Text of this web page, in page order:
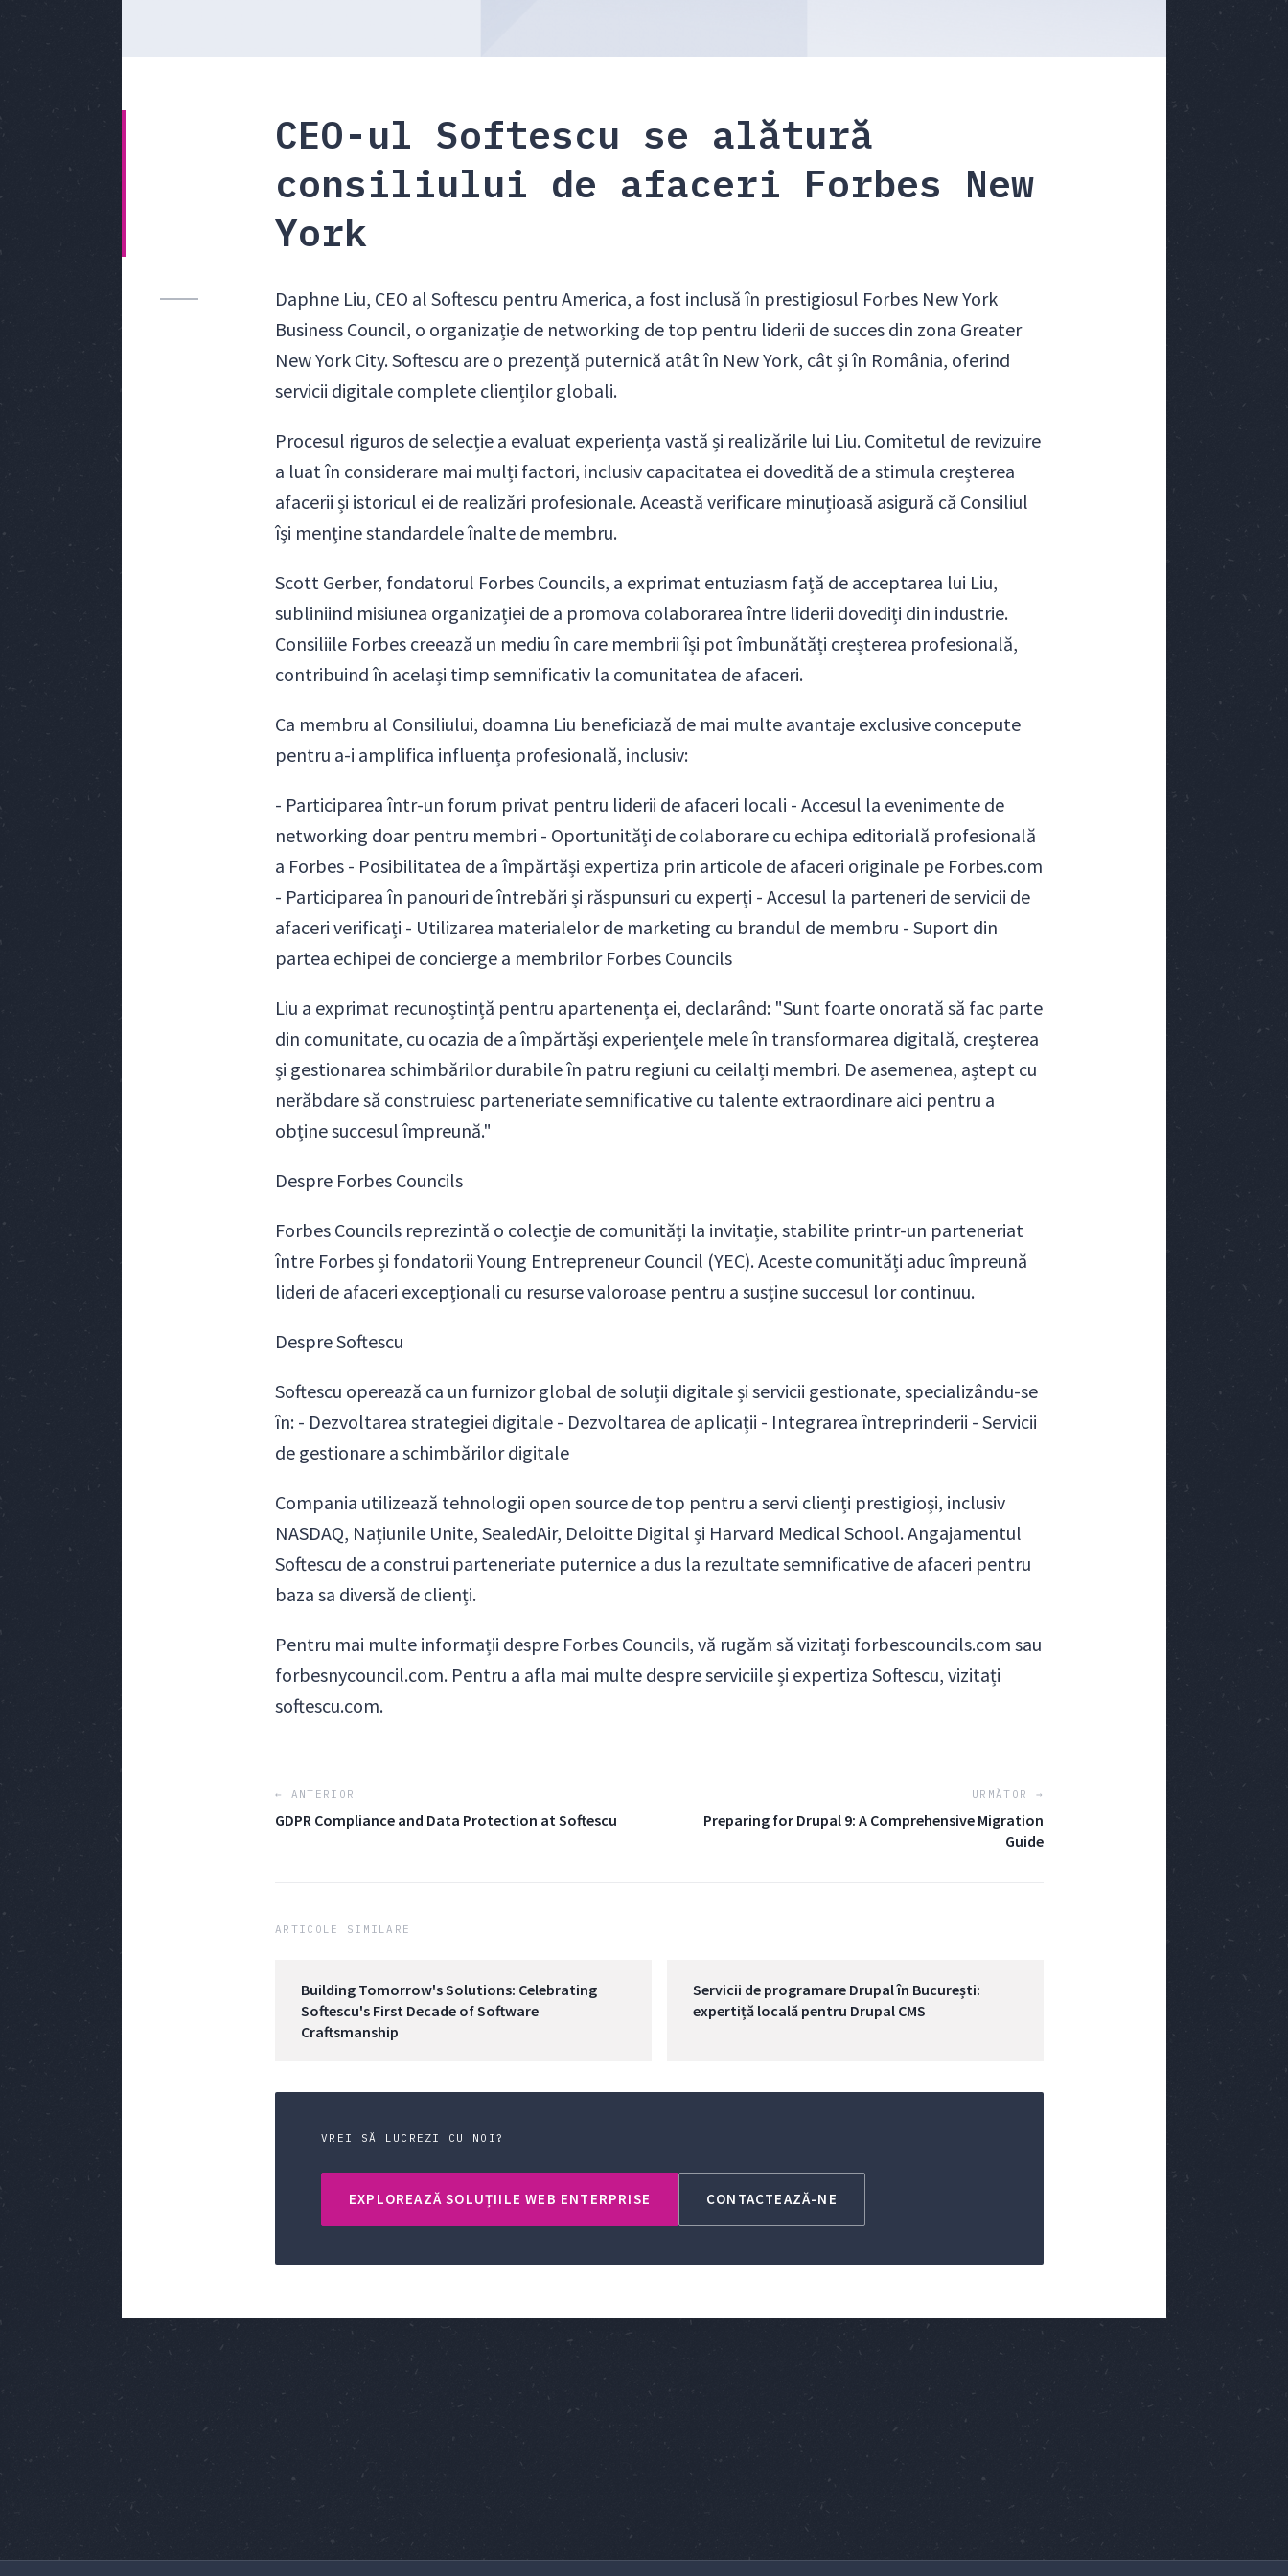
CEO-ul Softescu se alătură
consiliului de afaceri Forbes New
York
Daphne Liu, CEO al Softescu pentru America, a fost inclusă în prestigiosul Forbes New York
Business Council, o organizație de networking de top pentru liderii de succes din zona Greater
New York City. Softescu are o prezență puternică atât în New York, cât și în România, oferind
servicii digitale complete clienților globali.
Procesul riguros de selecție a evaluat experiența vastă și realizările lui Liu. Comitetul de revizuire
a luat în considerare mai mulți factori, inclusiv capacitatea ei dovedită de a stimula creșterea
afacerii și istoricul ei de realizări profesionale. Această verificare minuțioasă asigură că Consiliul
își menține standardele înalte de membru.
Scott Gerber, fondatorul Forbes Councils, a exprimat entuziasm față de acceptarea lui Liu,
subliniind misiunea organizației de a promova colaborarea între liderii dovediți din industrie.
Consiliile Forbes creează un mediu în care membrii își pot îmbunătăți creșterea profesională,
contribuind în același timp semnificativ la comunitatea de afaceri.
Ca membru al Consiliului, doamna Liu beneficiază de mai multe avantaje exclusive concepute
pentru a-i amplifica influența profesională, inclusiv:
- Participarea într-un forum privat pentru liderii de afaceri locali - Accesul la evenimente de
networking doar pentru membri - Oportunități de colaborare cu echipa editorială profesională
a Forbes - Posibilitatea de a împărtăși expertiza prin articole de afaceri originale pe Forbes.com
- Participarea în panouri de întrebări și răspunsuri cu experți - Accesul la parteneri de servicii de
afaceri verificați - Utilizarea materialelor de marketing cu brandul de membru - Suport din
partea echipei de concierge a membrilor Forbes Councils
Liu a exprimat recunoștință pentru apartenența ei, declarând: "Sunt foarte onorată să fac parte
din comunitate, cu ocazia de a împărtăși experiențele mele în transformarea digitală, creșterea
și gestionarea schimbărilor durabile în patru regiuni cu ceilalți membri. De asemenea, aștept cu
nerăbdare să construiesc parteneriate semnificative cu talente extraordinare aici pentru a
obține succesul împreună."
Despre Forbes Councils
Forbes Councils reprezintă o colecție de comunități la invitație, stabilite printr-un parteneriat
între Forbes și fondatorii Young Entrepreneur Council (YEC). Aceste comunități aduc împreună
lideri de afaceri excepționali cu resurse valoroase pentru a susține succesul lor continuu.
Despre Softescu
Softescu operează ca un furnizor global de soluții digitale și servicii gestionate, specializându-se
în: - Dezvoltarea strategiei digitale - Dezvoltarea de aplicații - Integrarea întreprinderii - Servicii
de gestionare a schimbărilor digitale
Compania utilizează tehnologii open source de top pentru a servi clienți prestigioși, inclusiv
NASDAQ, Națiunile Unite, SealedAir, Deloitte Digital și Harvard Medical School. Angajamentul
Softescu de a construi parteneriate puternice a dus la rezultate semnificative de afaceri pentru
baza sa diversă de clienți.
Pentru mai multe informații despre Forbes Councils, vă rugăm să vizitați forbescouncils.com sau
forbesnycouncil.com. Pentru a afla mai multe despre serviciile și expertiza Softescu, vizitați
softescu.com.
← ANTERIOR
GDPR Compliance and Data Protection at Softescu
URMĂTOR →
Preparing for Drupal 9: A Comprehensive Migration
Guide
ARTICOLE SIMILARE
Building Tomorrow's Solutions: Celebrating
Softescu's First Decade of Software
Craftsmanship
Servicii de programare Drupal în București:
expertiță locală pentru Drupal CMS
VREI SĂ LUCREZI CU NOI?
EXPLOREAZĂ SOLUȚIILE WEB ENTERPRISE CONTACTEAZĂ-NE